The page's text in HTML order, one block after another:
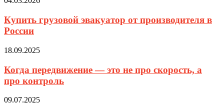
Купить грузовой эвакуатор от производителя в
России
18.09.2025
Когда передвижение — это не про скорость, а
про контроль
09.07.2025